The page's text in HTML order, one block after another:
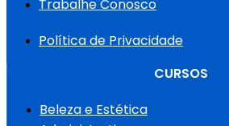
Trabalhe Conosco
Política de Privacidade
CURSOS
Beleza e Estética